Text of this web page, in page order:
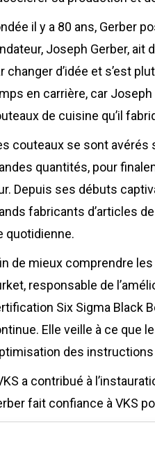
Dictionnaire
Presse
Événements
il y a 80 ans, Gerber
Joseph Gerber, ait
changer d’idée et s’est
en carrière, car
de cuisine qu’il
couteaux se sont avérés
quantités, pour
Depuis ses débuts
fabricants d’articles
quotidienne.
de mieux comprendre
responsable de
Six Sigma Black
Elle veille à ce que
des
a contribué à
fait confiance à VKS